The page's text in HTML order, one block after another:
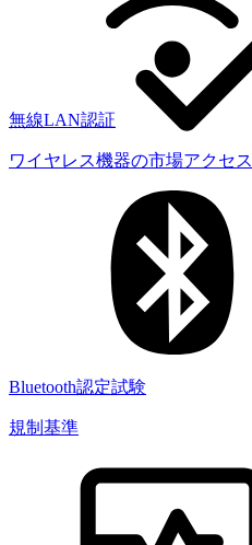
無線LAN認証
ワイヤレス機器の市場アクセス
Bluetooth認定試験
規制基準